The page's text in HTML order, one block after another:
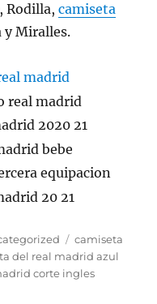
Rodilla,camiseta
y Miralles.
Etiquetas
camiseta
del real madrid azul
corte ingles